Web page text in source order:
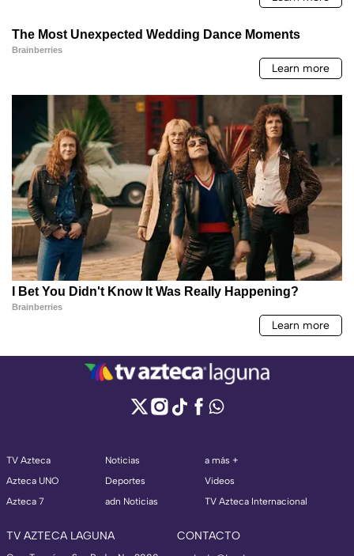
TV Azteca
Azteca UNO
Azteca 7
Noticias
Deportes
adn Noticias
a más +
Videos
TV Azteca Internacional
TV AZTECA LAGUNA CONTACTO